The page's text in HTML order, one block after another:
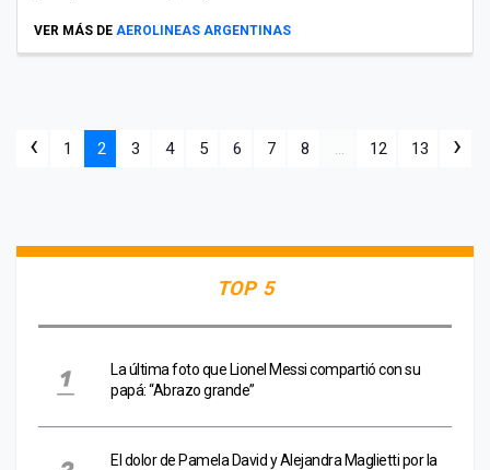
VER MÁS DE AEROLINEAS ARGENTINAS
‹ 1 2 3 4 5 6 7 8 ... 12 13 ›
TOP 5
La última foto que Lionel Messi compartió con su
papá: “Abrazo grande”
El dolor de Pamela David y Alejandra Maglietti por la